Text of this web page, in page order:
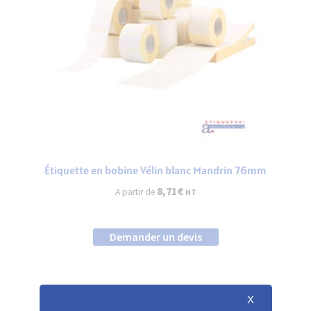
Étiquette en bobine Vélin blanc Mandrin 76mm
A partir de 8,71€ HT
Demander un devis
X